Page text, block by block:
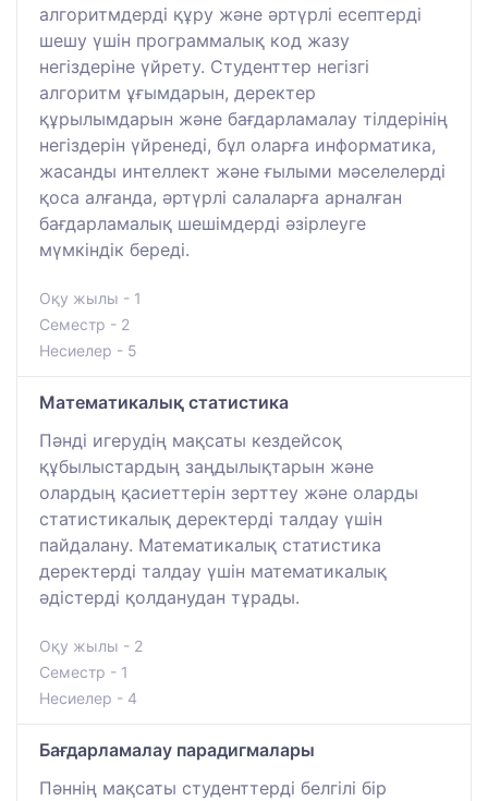
алгоритмдерді құру және әртүрлі есептерді
шешу үшін программалық код жазу
негіздеріне үйрету. Студенттер негізгі
алгоритм ұғымдарын, деректер
құрылымдарын және бағдарламалау тілдерінің
негіздерін үйренеді, бұл оларға информатика,
жасанды интеллект және ғылыми мәселелерді
қоса алғанда, әртүрлі салаларға арналған
бағдарламалық шешімдерді әзірлеуге
мүмкіндік береді.
Оқу жылы - 1
Семестр - 2
Несиелер - 5
Математикалық статистика
Пәнді игерудің мақсаты кездейсоқ
құбылыстардың заңдылықтарын және
олардың қасиеттерін зерттеу және оларды
статистикалық деректерді талдау үшін
пайдалану. Математикалық статистика
деректерді талдау үшін математикалық
әдістерді қолданудан тұрады.
Оқу жылы - 2
Семестр - 1
Несиелер - 4
Бағдарламалау парадигмалары
Пәннің мақсаты студенттерді белгілі бір